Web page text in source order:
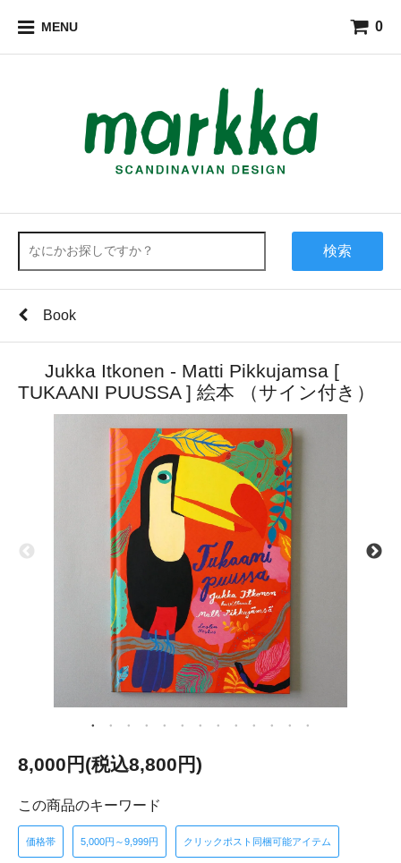
MENU 0
検索
Book
Jukka Itkonen - Matti Pikkujamsa [
TUKAANI PUUSSA ] 絵本 （サイン付き）
8,000円(税込8,800円)
この商品のキーワード
価格帯 5,000円～9,999円 クリックポスト同梱可能アイテム